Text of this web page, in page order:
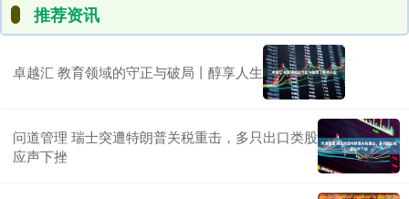
推荐资讯
卓越汇 教育领域的守正与破局丨醇享人生
问道管理 瑞士突遭特朗普关税重击，多只出口类股
应声下挫